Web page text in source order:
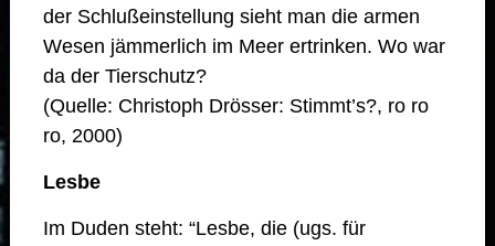
der Schlußeinstellung sieht man die armen
Wesen jämmerlich im Meer ertrinken. Wo war
da der Tierschutz?
(Quelle: Christoph Drösser: Stimmt’s?, ro ro
ro, 2000)
Lesbe
Im Duden steht: “Lesbe, die (ugs. für